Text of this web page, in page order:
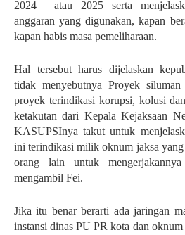
2024 atau 2025 serta
anggaran yang digunakan, kapan
kapan habis masa pemeliharaan.
Hal tersebut harus dijelaskan
tidak menyebutnya Proyek
proyek terindikasi korupsi, kolusi
ketakutan dari Kepala Kejaksaan
KASUPSInya takut untuk
ini terindikasi milik oknum jaksa
orang lain untuk
mengambil Fei.
Jika itu benar berarti ada jaringan
instansi dinas PU PR kota dan